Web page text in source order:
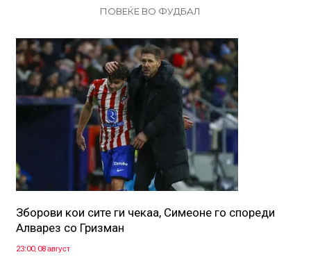
ПОВЕЌЕ ВО ФУДБАЛ
Зборови кои сите ги чекаа, Симеоне го спореди
Алварез со Гризман
23:00, 08 август